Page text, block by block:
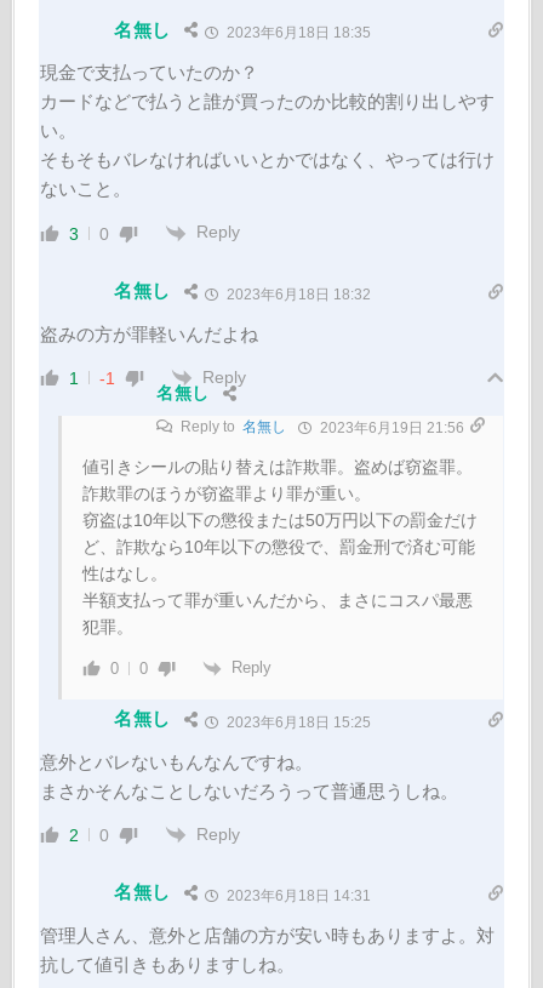
名無し 2023年6月18日 18:35
現金で支払っていたのか？
カードなどで払うと誰が買ったのか比較的割り出しやす
い。
そもそもバレなければいいとかではなく、やっては行け
ないこと。
3 0 Reply
名無し 2023年6月18日 18:32
盗みの方が罪軽いんだよね
1 -1
Reply
名無し
Reply to 名無し 2023年6月19日 21:56
値引きシールの貼り替えは詐欺罪。盗めば窃盗罪。
詐欺罪のほうが窃盗罪より罪が重い。
窃盗は10年以下の懲役または50万円以下の罰金だけ
ど、詐欺なら10年以下の懲役で、罰金刑で済む可能
性はなし。
半額支払って罪が重いんだから、まさにコスパ最悪
犯罪。
0 0 Reply
名無し 2023年6月18日 15:25
意外とバレないもんなんですね。
まさかそんなことしないだろうって普通思うしね。
2 0 Reply
名無し 2023年6月18日 14:31
管理人さん、意外と店舗の方が安い時もありますよ。対
抗して値引きもありますしね。